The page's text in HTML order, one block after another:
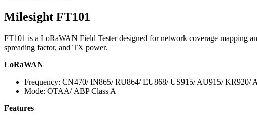
Milesight FT101
FT101 is a LoRaWAN Field Tester designed for network coverage mapping
spreading factor, and TX power.
LoRaWAN
Frequency: CN470/ IN865/ RU864/ EU868/ US915/ AU915/ KR920/
Mode: OTAA/ ABP Class A
Features